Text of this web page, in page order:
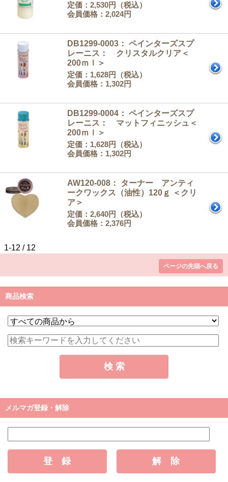
定価：2,530円（税込）
会員価格：2,024円
DB1299-0003： ペインターズスプ
レーニス： クリスタルクリア＜
200ｍｌ＞
定価：1,628円（税込）
会員価格：1,302円
DB1299-0004： ペインターズスプ
レーニス： マットフィニッシュ＜
200ｍｌ＞
定価：1,628円（税込）
会員価格：1,302円
AW120-008： ターナー アンティ
ークワックス（油性）120ｇ ＜クリ
ア＞
定価：2,640円（税込）
会員価格：2,376円
1-12 / 12
ページの先頭へ戻る
商品検索
メルマガ登録・解除